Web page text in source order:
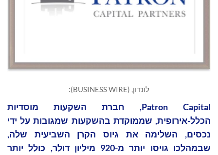
לונדון, (BUSINESS WIRE):
Patron Capital, חברת השקעות מוסדיות
הכלל-אירופית, שממוקדת בהשקעות שמגובות על ידי
נכסים, השלימה את גיוס הקרן השביעית שלה,
שבמהלכו גויסו יותר מ-920 מיליון דולר, כולל יותר